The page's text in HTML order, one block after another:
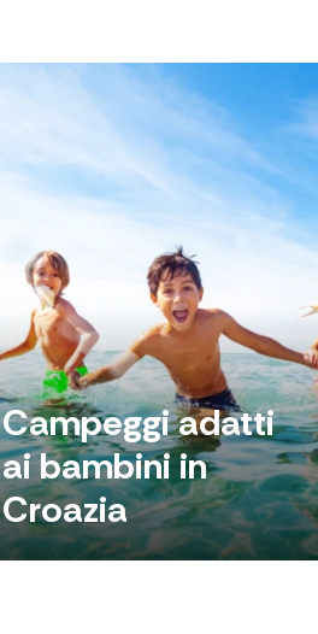
Campeggi adatti
ai bambini in
Croazia